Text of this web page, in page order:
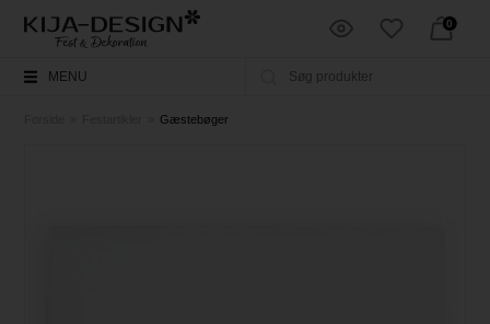
0
MENU
Gæstebøger